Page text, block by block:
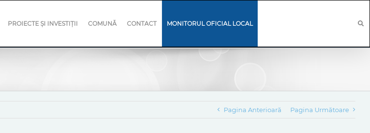
PROIECTE ȘI INVESTIȚII COMUNĂ CONTACT MONITORUL OFICIAL LOCAL
Pagina Anterioară Pagina Următoare